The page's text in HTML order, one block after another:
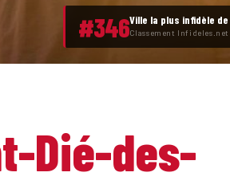
#346Ville la plus infidèle
Classement Infideles.net
Dié-des-